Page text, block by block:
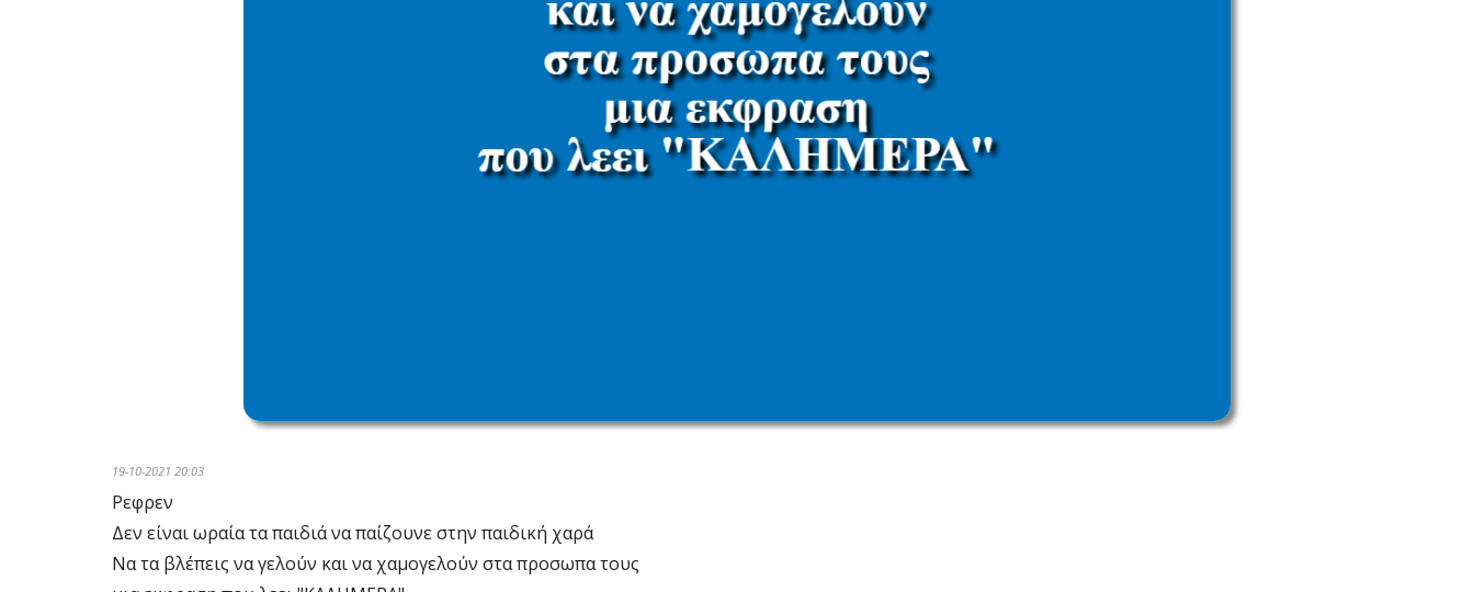
19-10-2021 20:03
Ρεφρεν
Δεν είναι ωραία τα παιδιά να παίζουνε στην παιδική χαρά
Να τα βλέπεις να γελούν και να χαμογελούν στα προσωπα τους